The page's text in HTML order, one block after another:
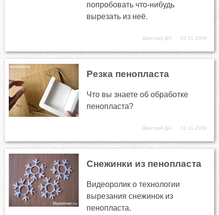
попробовать что-нибудь
вырезать из неё.
Дмитрий ДА 04.11.2009
Резка пенопласта
Что вы знаете об обработке
пенопласта?
Дмитрий ДА 12.11.2009
Снежинки из пенопласта
Видеоролик о технологии
вырезания снежинок из
пенопласта.